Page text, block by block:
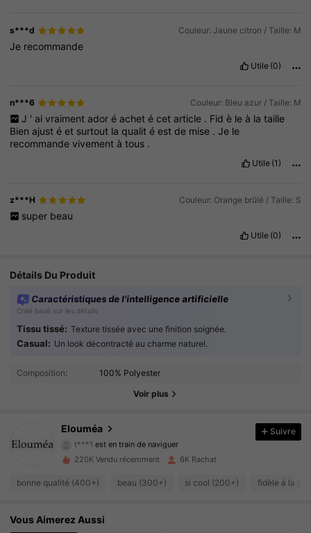
s***d Couleur: Jaune citron / Taille: M
Je recommande
Utile (0)
n***6 Couleur: Bleu azur / Taille: M
J ' ai vraiment ador é achet é cet article . Fid è le à la taille
Bien ajustéet surtout laqualitéestde mise .Je le
recommandevivement àtous .
Utile (1)
z***H Couleur: Orange brûlé / Taille: S
super beau
Utile (0)
Détails Du Produit
Caractéristiques de l'intelligence artificielle
Créé basé sur les détails
Tissu tissé: Texture tissée avec une finition soignée.
Casual: Un look décontracté au charme naturel.
Composition: 100% Polyester
Voir plus
Elouméa
4.69
3.4K Suiveurs
4.69 3.4K Suiveurs
Suivre
220K Vendu récemment 6K Rachat
bonne qualité (400+) beau (300+) si cool (200+) fidèle à la
Vous Aimerez Aussi